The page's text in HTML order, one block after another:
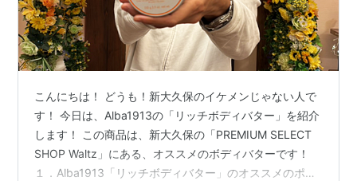
こんにちは！ どうも！新大久保のイケメンじゃない人で
す！ 今日は、Alba1913の「リッチボディバター」を紹介
します！ この商品は、新大久保の「PREMIUM SELECT
SHOP Waltz」にある、オススメのボディバターです！
１．Alba1913「リッチボディバター」のオススメのポイ